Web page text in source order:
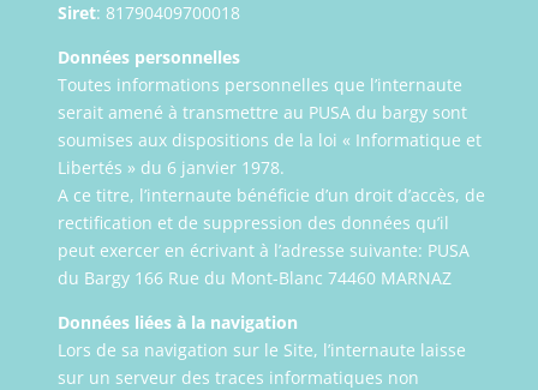
Siret: 81790409700018
Données personnelles
Toutes informations personnelles que l’internaute
serait amené à transmettre au PUSA du bargy sont
soumises aux dispositions de la loi « Informatique et
Libertés » du 6 janvier 1978.
A ce titre, l’internaute bénéficie d’un droit d’accès, de
rectification et de suppression des données qu’il
peut exercer en écrivant à l’adresse suivante: PUSA
du Bargy 166 Rue du Mont-Blanc 74460 MARNAZ
Données liées à la navigation
Lors de sa navigation sur le Site, l’internaute laisse
sur un serveur des traces informatiques non